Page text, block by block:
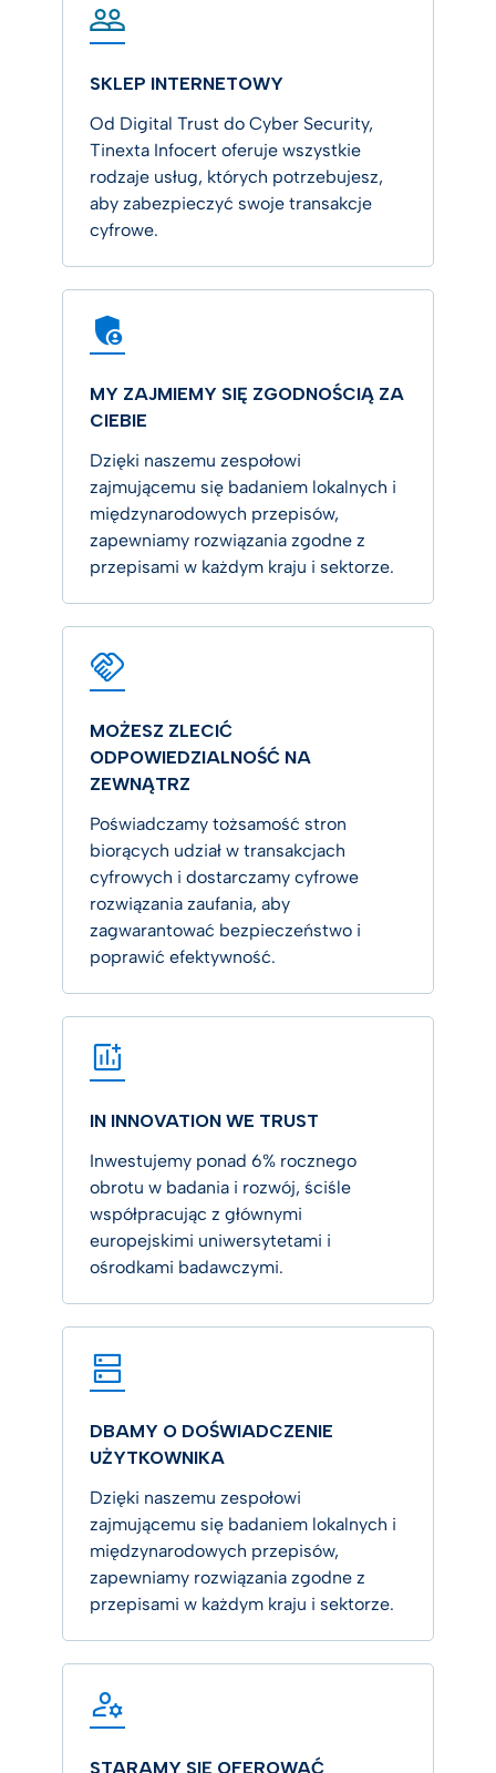
SKLEP INTERNETOWY
Od Digital Trust do Cyber Security,
Tinexta Infocert oferuje wszystkie
rodzaje usług, których potrzebujesz,
aby zabezpieczyć swoje transakcje
cyfrowe.
MY ZAJMIEMY SIĘ ZGODNOŚCIĄ ZA
CIEBIE
Dzięki naszemu zespołowi
zajmującemu się badaniem lokalnych i
międzynarodowych przepisów,
zapewniamy rozwiązania zgodne z
przepisami w każdym kraju i sektorze.
MOŻESZ ZLECIĆ
ODPOWIEDZIALNOŚĆ NA
ZEWNĄTRZ
Poświadczamy tożsamość stron
biorących udział w transakcjach
cyfrowych i dostarczamy cyfrowe
rozwiązania zaufania, aby
zagwarantować bezpieczeństwo i
poprawić efektywność.
IN INNOVATION WE TRUST
Inwestujemy ponad 6% rocznego
obrotu w badania i rozwój, ściśle
współpracując z głównymi
europejskimi uniwersytetami i
ośrodkami badawczymi.
DBAMY O DOŚWIADCZENIE
UŻYTKOWNIKA
Dzięki naszemu zespołowi
zajmującemu się badaniem lokalnych i
międzynarodowych przepisów,
zapewniamy rozwiązania zgodne z
przepisami w każdym kraju i sektorze.
STARAMY SIĘ OFEROWAĆ